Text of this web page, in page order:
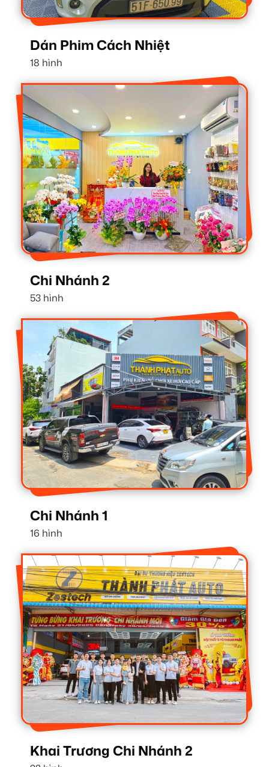
Dán Phim Cách Nhiệt
18 hình
Chi Nhánh 2
53 hình
Chi Nhánh 1
16 hình
Khai Trương Chi Nhánh 2